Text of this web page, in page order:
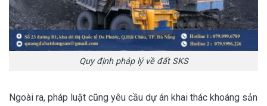
Quy định pháp lý về đất SKS
Ngoài ra, pháp luật cũng yêu cầu dự án khai thác khoáng sản